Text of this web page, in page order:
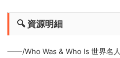
🔍 資源明細
——/Who Was & Who Is 世界名